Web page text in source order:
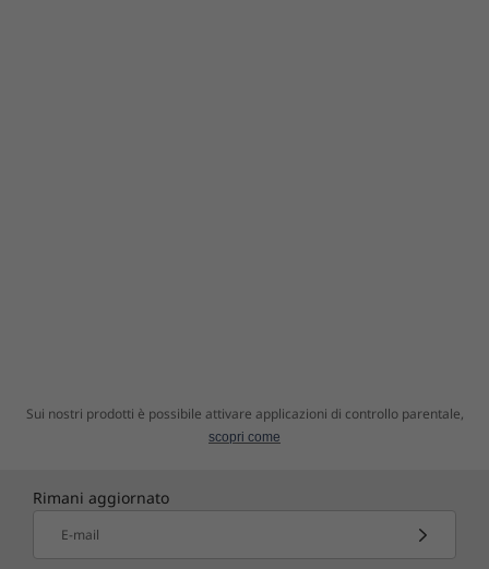
Sui nostri prodotti è possibile attivare applicazioni di controllo parentale,
scopri come
Rimani aggiornato
E-mail